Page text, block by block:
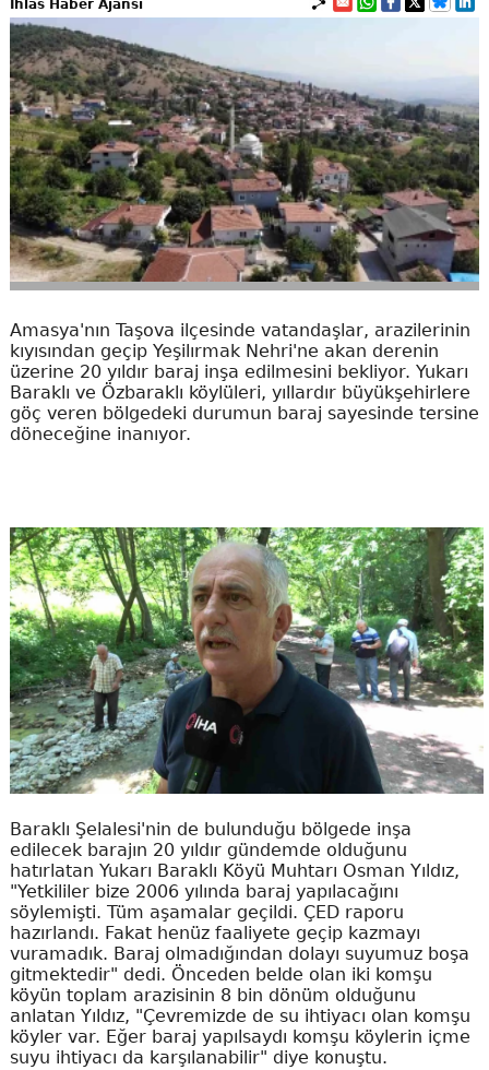
İhlas Haber Ajansı
Amasya'nın Taşova ilçesinde vatandaşlar, arazilerinin
kıyısından geçip Yeşilırmak Nehri'ne akan derenin
üzerine 20 yıldır baraj inşa edilmesini bekliyor. Yukarı
Baraklı ve Özbaraklı köylüleri, yıllardır büyükşehirlere
göç veren bölgedeki durumun baraj sayesinde tersine
döneceğine inanıyor.
Baraklı Şelalesi'nin de bulunduğu bölgede inşa
edilecek barajın 20 yıldır gündemde olduğunu
hatırlatan Yukarı Baraklı Köyü Muhtarı Osman Yıldız,
"Yetkililer bize 2006 yılında baraj yapılacağını
söylemişti. Tüm aşamalar geçildi. ÇED raporu
hazırlandı. Fakat henüz faaliyete geçip kazmayı
vuramadık. Baraj olmadığından dolayı suyumuz boşa
gitmektedir" dedi. Önceden belde olan iki komşu
köyün toplam arazisinin 8 bin dönüm olduğunu
anlatan Yıldız, "Çevremizde de su ihtiyacı olan komşu
köyler var. Eğer baraj yapılsaydı komşu köylerin içme
suyu ihtiyacı da karşılanabilir" diye konuştu.